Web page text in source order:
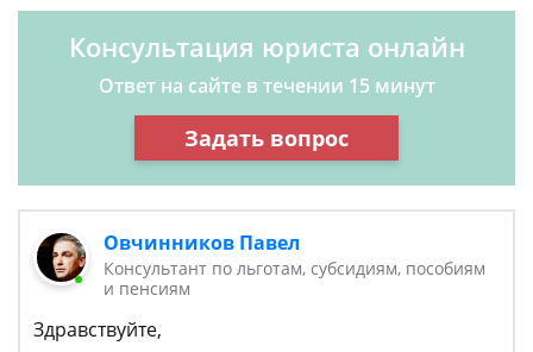
Консультация юриста онлайн
Ответ на сайте в течении 15 минут
Задать вопрос
Овчинников Павел
Консультант по льготам, субсидиям, пособиям
и пенсиям
Здравствуйте,